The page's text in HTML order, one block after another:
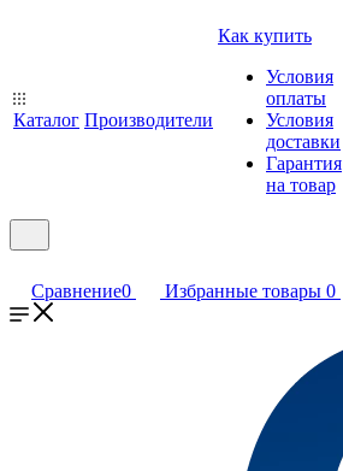
Каталог Производители
Как купить
Условия
оплаты
Условия
доставки
Гарантия
на товар
Сравнение0 Избранные товары 0